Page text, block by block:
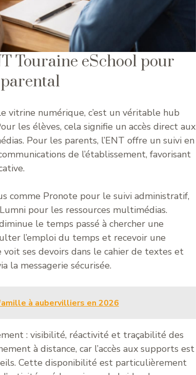
Touraine eSchool pour
vitrine numérique, c’est un véritable hub
les élèves, cela signifie un accès direct aux
Pour les parents, l’ENT offre un suivi en
de l’établissement, favorisant
comme Pronote pour le suivi administratif,
pour les ressources multimédias.
le temps passé à chercher une
l’emploi du temps et recevoir une
ses devoirs dans le cahier de textes et
la messagerie sécurisée.
à aubervilliers en 2026
: visibilité, réactivité et traçabilité des
à distance, car l’accès aux supports est
Cette disponibilité est particulièrement